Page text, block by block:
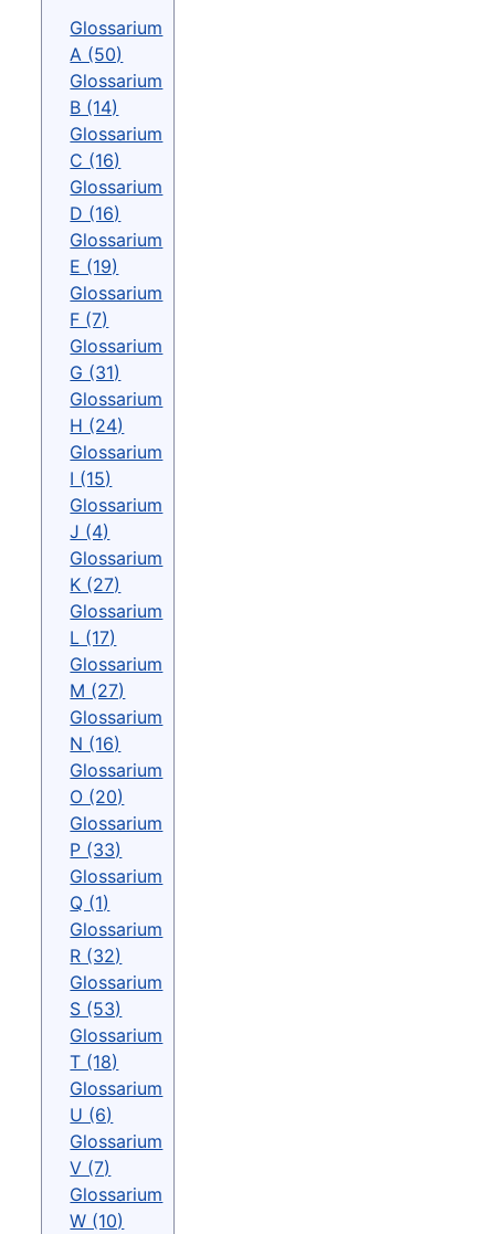
Glossarium
A (50)
Glossarium
B (14)
Glossarium
C (16)
Glossarium
D (16)
Glossarium
E (19)
Glossarium
F (7)
Glossarium
G (31)
Glossarium
H (24)
Glossarium
I (15)
Glossarium
J (4)
Glossarium
K (27)
Glossarium
L (17)
Glossarium
M (27)
Glossarium
N (16)
Glossarium
O (20)
Glossarium
P (33)
Glossarium
Q (1)
Glossarium
R (32)
Glossarium
S (53)
Glossarium
T (18)
Glossarium
U (6)
Glossarium
V (7)
Glossarium
W (10)